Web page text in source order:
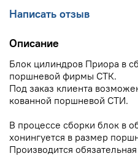
Написать отзыв
Описание
Блок цилиндров Приора в
поршневой фирмы СТК.
Под заказ клиента
кованной поршневой СТИ.
В процессе сборки блок в
хонингуется в размер
Производится